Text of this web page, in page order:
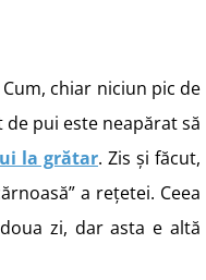
chiar niciun pic de
pui este neapărat să
la grătar. Zis și făcut,
a rețetei. Ceea
zi, dar asta e altă